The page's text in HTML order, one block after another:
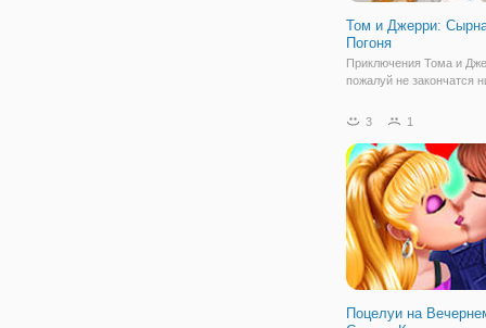
Том и Джерри:
Погоня
Приключения Тома и
пожалуй не закончатся
для себя новые
Погоня" мы поможем
Джерри раздобыть как
больше сыра,
3 1
Поцелуи на